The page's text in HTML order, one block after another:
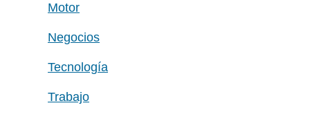
Motor
Negocios
Tecnología
Trabajo